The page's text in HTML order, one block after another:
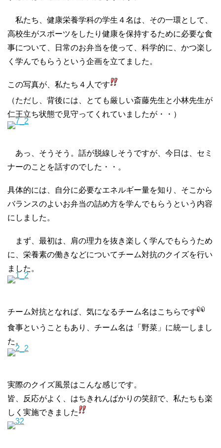
私たち、健康栄養学科の学生４名は、その一環として、
高校生がスポーツをしたり健康を保持するために必要な食
事について、日常のお弁当を使って、科学的に、かつ楽し
く学んでもらうという企画を立てました。
この写真が、私たち４人です
（ただし、背後には、とても厳しい斎藤先生と小林先生が
仁王立ち状態で見守ってくれていましたが・・）
あっ、そうそう。話が脱線しそうですが、今日は、セミ
ナーのことを話すのでした・・。
具体的には、自分に必要なエネルギー量を知り、そこから
バランスのよいお弁当の詰め方を学んでもらうという内容
にしました。
まず、最初は、肩の理力を抜き楽しく学んでもらうため
に、栄養素の働きなどについてチーム対抗のクイズを行い
ました。
チーム対抗となれば、気になるチーム名はこちらです
食事ということもあり、チーム名は「野菜」に統一しまし
た。
実際のクイズ風景はこんな感じです。
皆、反応がよく、はちきれんばかりの笑顔で、私たちも楽
しく実施できました